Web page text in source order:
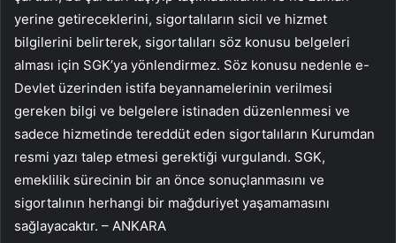
yerine getireceklerini, sigortalıların sicil ve hizmet
bilgilerini belirterek, sigortalıları söz konusu belgeleri
alması için SGK’ya yönlendirmez. Söz konusu nedenle e-
Devlet üzerinden istifa beyannamelerinin verilmesi
gereken bilgi ve belgelere istinaden düzenlenmesi ve
sadece hizmetinde tereddüt eden sigortalıların Kurumdan
resmi yazı talep etmesi gerektiği vurgulandı. SGK,
emeklilik sürecinin bir an önce sonuçlanmasını ve
sigortalının herhangi bir mağduriyet yaşamamasını
sağlayacaktır. – ANKARA